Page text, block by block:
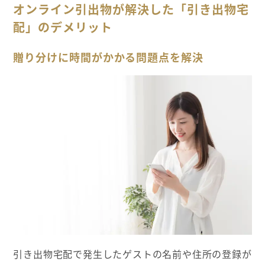
オンライン引出物が解決した「引き出物宅
配」のデメリット
贈り分けに時間がかかる問題点を解決
引き出物宅配で発生したゲストの名前や住所の登録が